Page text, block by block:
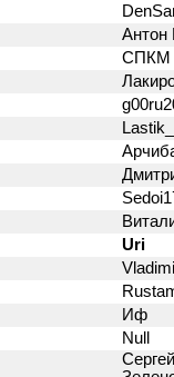
Антон
СПКМ
Uri
Иф
Null